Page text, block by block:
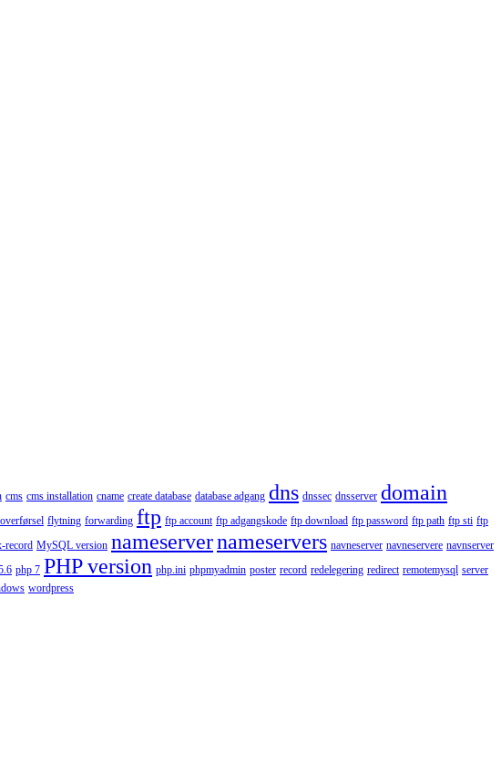
cms cms installation cname create database database adgang dns dnssec dnsserver domain
flytning forwarding ftp ftp account ftp adgangskode ftp download ftp password ftp path ftp sti ftp
record MySQL version nameservernameservers navneserver navneservere navnserver
php 7 PHP version php.ini phpmyadmin poster record redelegering redirect remotemysql server
wordpress